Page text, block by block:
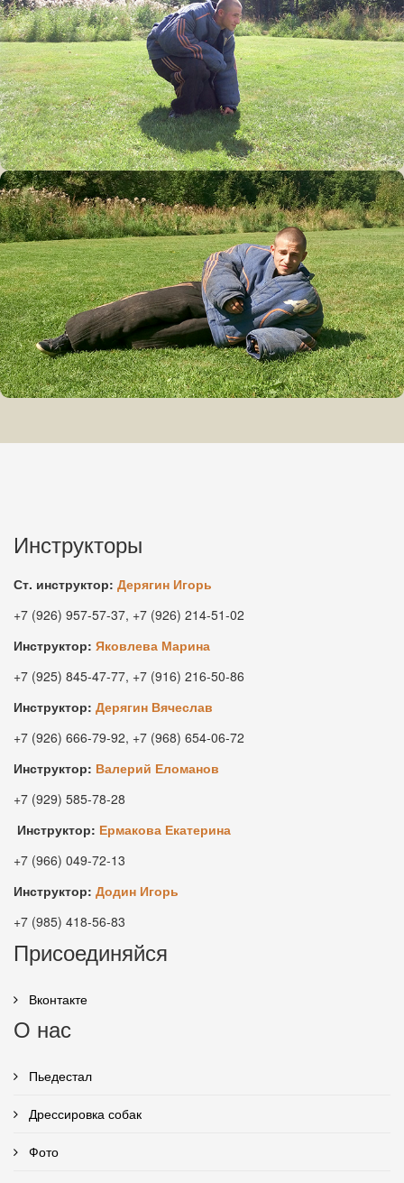
Инструкторы
Ст. инструктор: Дерягин Игорь
+7 (926) 957-57-37, +7 (926) 214-51-02
Инструктор: Яковлева Марина
+7 (925) 845-47-77, +7 (916) 216-50-86
Инструктор: Дерягин Вячеслав
+7 (926) 666-79-92, +7 (968) 654-06-72
Инструктор: Валерий Еломанов
+7 (929) 585-78-28
Инструктор: Ермакова Екатерина
+7 (966) 049-72-13
Инструктор: Додин Игорь
+7 (985) 418-56-83
Присоединяйся
Вконтакте
О нас
Пьедестал
Дрессировка собак
Фото